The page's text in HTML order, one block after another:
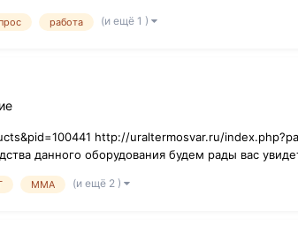
работа (и ещё 1 )
http://uraltermosvar.ru/
данного оборудования будем рады вас
MMA (и ещё 2 )